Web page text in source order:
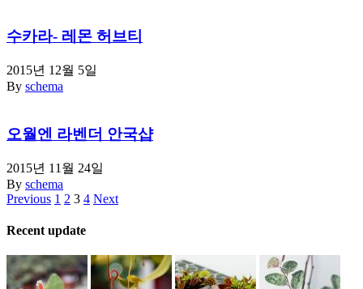
수카라- 레몬 허브티
2015년 12월 5일
By schema
오월엔 라벤더 안국샵
2015년 11월 24일
By schema
Previous 1 2 3 4 Next
Recent update